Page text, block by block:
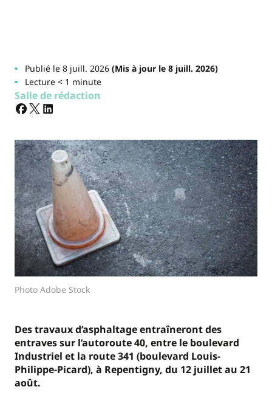
Publié le 8 juill. 2026(Mis à jour le 8 juill. 2026)
Lecture < 1 minute
Salle de rédaction
Photo Adobe Stock
Des travaux d’asphaltage entraîneront des
entraves sur l’autoroute 40, entre le boulevard
Industriel et la route 341 (boulevard Louis-
Philippe-Picard), à Repentigny, du 12 juillet au 21
août.